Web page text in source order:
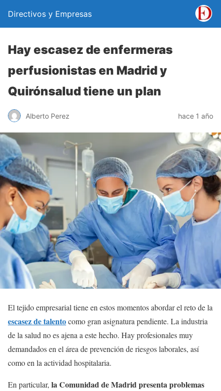
Directivos y Empresas
Hay escasez de enfermeras
perfusionistas en Madrid y
Quirónsalud tiene un plan
Alberto Perez hace 1 año
El tejido empresarial tiene en estos momentos abordar el reto de la
escasez de talentocomo gran asignatura pendiente. La industria
de la salud no es ajena a este hecho. Hay profesionales muy
demandados en el área de prevención de riesgos laborales, así
como en la actividad hospitalaria.
En particular, la Comunidad de Madrid presenta problemas